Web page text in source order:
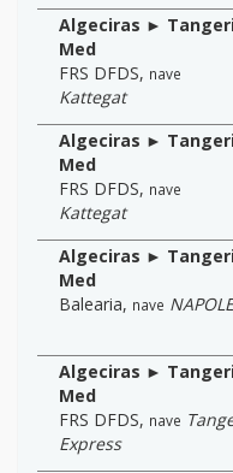
Algeciras ►
Med
FRS DFDS, nave
Kattegat
Algeciras ►
Med
FRS DFDS, nave
Kattegat
Algeciras ►
Med
Balearia, nave
Algeciras ►
Med
FRS DFDS, nave
Express